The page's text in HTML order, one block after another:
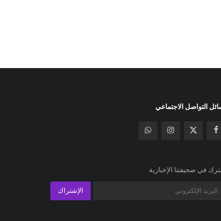
التواصل الاجتماعي
في صحيفتنا الإخبارية
الإشتراك